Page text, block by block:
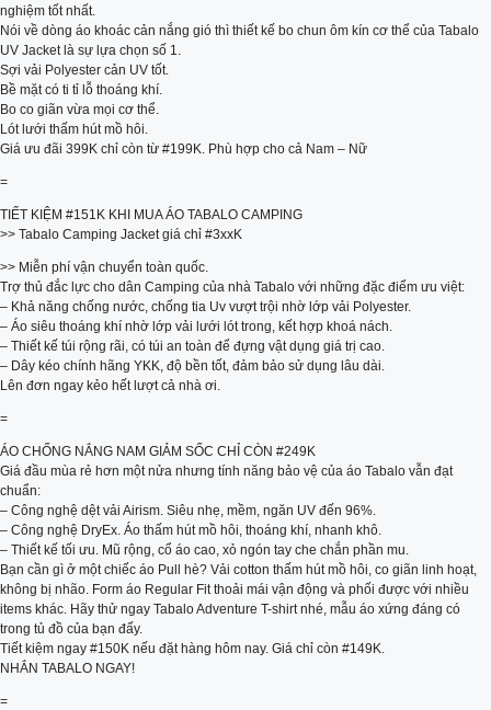
nghiệm tốt nhất.
Nói về dòng áo khoác cản nắng gió thì thiết kế bo chun ôm kín cơ thể của Tabalo
UV Jacket là sự lựa chọn số 1.
Sợi vải Polyester cản UV tốt.
Bề mặt có ti tỉ lỗ thoáng khí.
Bo co giãn vừa mọi cơ thể.
Lót lưới thấm hút mồ hôi.
Giá ưu đãi 399K chỉ còn từ #199K. Phù hợp cho cả Nam – Nữ
=
TIẾT KIỆM #151K KHI MUA ÁO TABALO CAMPING
>> Tabalo Camping Jacket giá chỉ #3xxK
>> Miễn phí vận chuyển toàn quốc.
Trợ thủ đắc lực cho dân Camping của nhà Tabalo với những đặc điểm ưu việt:
– Khả năng chống nước, chống tia Uv vượt trội nhờ lớp vải Polyester.
– Áo siêu thoáng khí nhờ lớp vải lưới lót trong, kết hợp khoá nách.
– Thiết kế túi rộng rãi, có túi an toàn để đựng vật dụng giá trị cao.
– Dây kéo chính hãng YKK, độ bền tốt, đảm bảo sử dụng lâu dài.
Lên đơn ngay kẻo hết lượt cả nhà ơi.
=
ÁO CHỐNG NẮNG NAM GIẢM SỐC CHỈ CÒN #249K
Giá đầu mùa rẻ hơn một nửa nhưng tính năng bảo vệ của áo Tabalo vẫn đạt
chuẩn:
– Công nghệ dệt vải Airism. Siêu nhẹ, mềm, ngăn UV đến 96%.
– Công nghệ DryEx. Áo thấm hút mồ hôi, thoáng khí, nhanh khô.
– Thiết kế tối ưu. Mũ rộng, cổ áo cao, xỏ ngón tay che chắn phần mu.
Bạn cần gì ở một chiếc áo Pull hè? Vải cotton thấm hút mồ hôi, co giãn linh hoạt,
không bị nhão. Form áo Regular Fit thoải mái vận động và phối được với nhiều
items khác. Hãy thử ngay Tabalo Adventure T-shirt nhé, mẫu áo xứng đáng có
trong tủ đồ của bạn đấy.
Tiết kiệm ngay #150K nếu đặt hàng hôm nay. Giá chỉ còn #149K.
NHẮN TABALO NGAY!
=